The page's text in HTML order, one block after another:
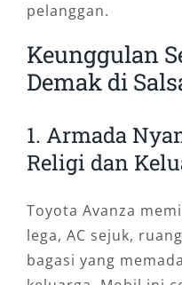
pelanggan.
Keunggulan
Demak di
1. Armada
Religi dan
Toyota Avanza
lega, AC sejuk,
bagasi yang